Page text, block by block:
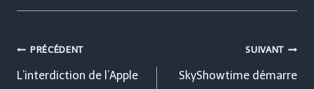
Navigation
de
PRÉCÉDENT
L’interdiction de l’Apple
SUIVANT
SkyShowtime démarre